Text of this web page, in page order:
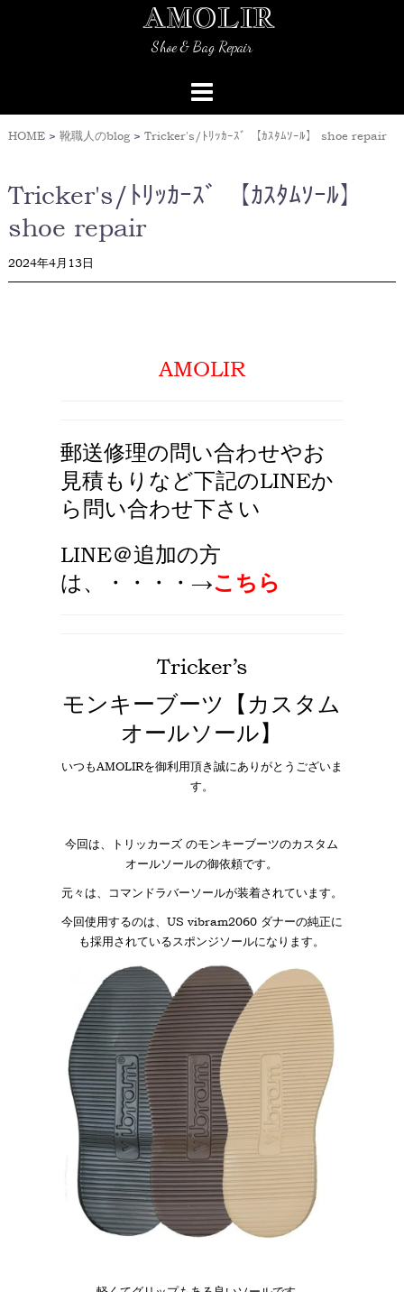
AMOLIR
Shoe & Bag Repair
HOME> 靴職人のblog> Tricker's/ﾄﾘｯｶｰｽﾞ 【ｶｽﾀﾑｿｰﾙ】 shoe repair
Tricker's/ﾄﾘｯｶｰｽﾞ 【ｶｽﾀﾑｿｰﾙ】
shoe repair
2024年4月13日
AMOLIR
郵送修理の問い合わせやお
見積もりなど下記のLINEか
ら問い合わせ下さい
LINE＠追加の方
は、・・・・→こちら
Tricker’s
モンキーブーツ【カスタム
オールソール】
いつもAMOLIRを御利用頂き誠にありがとうございま
す。
今回は、トリッカーズ のモンキーブーツのカスタム
オールソールの御依頼です。
元々は、コマンドラバーソールが装着されています。
今回使用するのは、US vibram2060 ダナーの純正に
も採用されているスポンジソールになります。